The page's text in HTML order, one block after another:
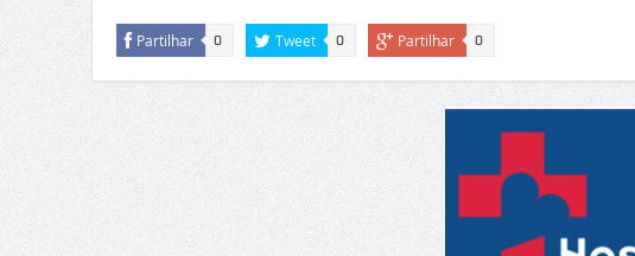
Partilhar 0 Tweet 0 Partilhar 0